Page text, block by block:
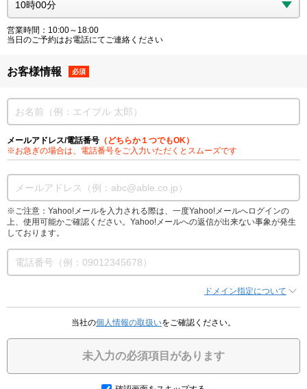
営業時間：10:00～18:00
当日のご予約はお電話にてご連絡ください
お客様情報 必須
メールアドレス/電話番号 （どちらか１つでもOK）
※お急ぎの場合は、電話番号をご入力いただくとスムーズです
※ご注意：Yahoo!メールを入力される際は、一度Yahoo!メールへログインの
上、使用可能かご確認ください。Yahoo!メールへの返信が出来ない事象が発生
しております。
ドメイン指定について
当社の個人情報の取扱いをご確認ください。
未入力の必須項目があります